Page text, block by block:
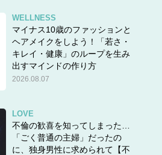
WELLNESS
マイナス10歳のファッションと
ヘアメイクをしよう！「若さ・
キレイ・健康」のループを生み
出すマインドの作り方
2026.08.07
LOVE
不倫の歓喜を知ってしまった…
「ごく普通の主婦」だったの
に、独身男性に求められて【不